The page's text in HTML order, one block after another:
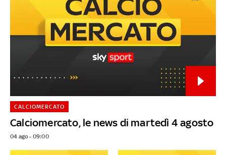
Calciomercato, le news di martedì 4 agosto
CALCIOMERCATO
04 ago - 09:00